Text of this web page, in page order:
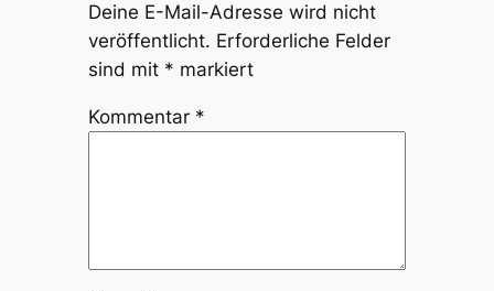
Deine E-Mail-Adresse wird nicht
veröffentlicht. Erforderliche Felder
sind mit * markiert
Kommentar *